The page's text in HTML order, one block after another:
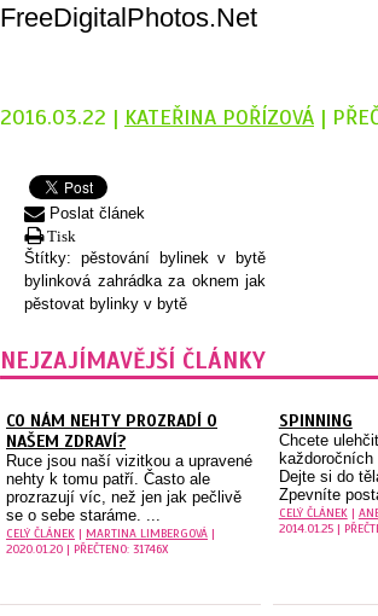
FreeDigitalPhotos.Net
2016.03.22 | KATEŘINA POŘÍZOVÁ |
Poslat článek
Tisk
Štítky: pěstování bylinek v bytě
bylinková zahrádka za oknem jak
pěstovat bylinky v bytě
NEJZAJÍMAVĚJŠÍ ČLÁNKY
CO NÁM NEHTY PROZRADÍ O
NAŠEM ZDRAVÍ?
Ruce jsou naší vizitkou a upravené
nehty k tomu patří. Často ale
prozrazují víc, než jen jak pečlivě
se o sebe staráme. ...
CELÝ ČLÁNEK | MARTINA LIMBERGOVÁ |
2020.01.20 | PŘEČTENO: 31746X
SPINNING
Chcete
Dejte si do
Zpevníte
CELÝ ČLÁNEK|
2014.01.25 |